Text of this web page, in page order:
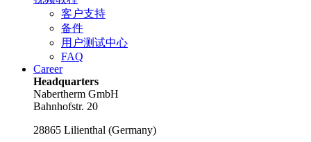
客户支持
备件
用户测试中心
FAQ
Career
Headquarters
Nabertherm GmbH
Bahnhofstr. 20
28865 Lilienthal (Germany)